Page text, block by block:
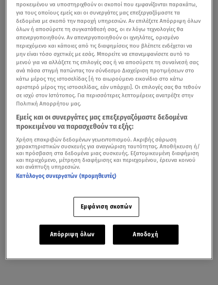
προκειμένου να υποστηριχθούν οι σκοποί που εμφανίζονται παρακάτω,
για τους οποίους εμείς και οι συνεργάτες μας επεξεργαζόμαστε τα
δεδομένα με σκοπό την παροχή υπηρεσιών. Αν επιλέξετε Απόρριψη όλων
όλων ή αποσύρετε τη συγκατάθεσή σας, οι εν λόγω τεχνολογίες θα
απενεργοποιηθούν. Αν απενεργοποιηθούν οι ιχνηλάτες, ορισμένο
περιεχόμενο και κάποιες από τις διαφημίσεις που βλέπετε ενδέχεται να
μην είναι τόσο σχετικές με εσάς. Μπορείτε να επανεμφανίσετε αυτό το
μενού για να αλλάξετε τις επιλογές σας ή να αποσύρετε τη συναίνεσή σας
ανά πάσα στιγμή πατώντας τον σύνδεσμο Διαχείριση προτιμήσεων στο
κάτω μέρος της ιστοσελίδας [ή το αιωρούμενο εικονίδιο στο κάτω
αριστερό μέρος της ιστοσελίδας, εάν υπάρχει]. Οι επιλογές σας θα τεθούν
σε ισχύ στον Ιστότοπος. Για περισσότερες λεπτομέρειες ανατρέξτε στην
Πολιτική Απορρήτου μας.
Εμείς και οι συνεργάτες μας επεξεργαζόμαστε δεδομένα
προκειμένου να παρασχεθούν τα εξής:
Χρήση επακριβών δεδομένων γεωεντοπισμού. Ακριβής σάρωση
χαρακτηριστικών συσκευής για αναγνώριση ταυτότητας. Αποθήκευση ή/
και πρόσβαση στα δεδομένα μιας συσκευής. Εξατομικευμένη διαφήμιση
και περιεχόμενο, μέτρηση διαφήμισης και περιεχομένου, έρευνα κοινού
και ανάπτυξη υπηρεσιών.
Κατάλογος συνεργατών (προμηθευτές)
Εμφάνιση σκοπών
Απόρριψη όλων Αποδοχή